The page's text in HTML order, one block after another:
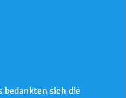
bedankten sich die